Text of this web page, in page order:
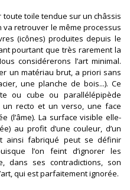
toile tendue sur un châssis
va retrouver le même processus
(icônes) produites depuis le
pourtant que très rarement la
considérerons l’art minimal.
un matériau brut, a priori sans
une planche de bois...). Ce
ou cube ou parallélépipède
un recto et un verso, une face
(l’âme). La surface visible elle-
au profit d’une couleur, d’un
ainsi fabriqué peut se définir
l’on feint d’ignorer les
dans ses contradictions, son
qui est parfaitement ignorée.